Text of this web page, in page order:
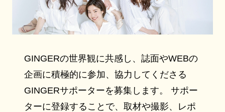
GINGERの世界観に共感し、誌面やWEBの
企画に積極的に参加、協力してくださる
GINGERサポーターを募集します。 サポー
ターに登録することで、取材や撮影、レポ